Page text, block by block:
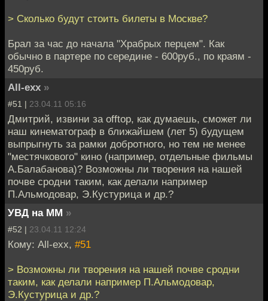
> Сколько будут стоить билеты в Москве?
Брал за час до начала "Храбрых перцем". Как
обычно в партере по середине - 600руб., по краям -
450руб.
All-exx »
#51 | 23.04.11 05:16
Дмитрий, извини за offtop, как думаешь, сможет ли
наш кинематограф в ближайшем (лет 5) будущем
выпрыгнуть за рамки добротного, но тем не менее
"местячкового" кино (например, отдельные фильмы
А.Балабанова)? Возможны ли творения на нашей
почве сродни таким, как делали например
П.Альмодовар, Э.Кустурица и др.?
УВД на ММ »
#52 | 23.04.11 12:24
Кому: All-exx, #51
> Возможны ли творения на нашей почве сродни
таким, как делали например П.Альмодовар,
Э.Кустурица и др.?